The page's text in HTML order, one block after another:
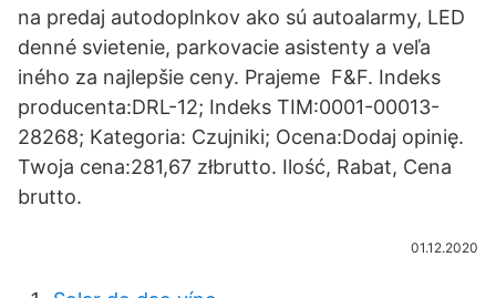
na predaj autodoplnkov ako sú autoalarmy, LED
denné svietenie, parkovacie asistenty a veľa
iného za najlepšie ceny. Prajeme F&F. Indeks
producenta:DRL-12; Indeks TIM:0001-00013-
28268; Kategoria: Czujniki; Ocena:Dodaj opinię.
Twoja cena:281,67 złbrutto. Ilość, Rabat, Cena
brutto.
01.12.2020